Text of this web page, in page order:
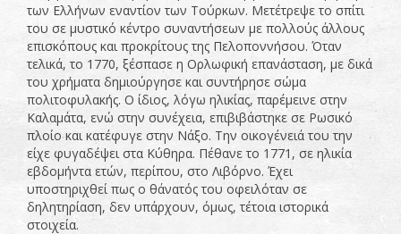
των Ελλήνων εναντίον των Τούρκων. Μετέτρεψε το σπίτι
του σε μυστικό κέντρο συναντήσεων με πολλούς άλλους
επισκόπους και προκρίτους της Πελοποννήσου. Όταν
τελικά, το 1770, ξέσπασε η Ορλωφική επανάσταση, με δικά
του χρήματα δημιούργησε και συντήρησε σώμα
πολιτοφυλακής. Ο ίδιος, λόγω ηλικίας, παρέμεινε στην
Καλαμάτα, ενώ στην συνέχεια, επιβιβάστηκε σε Ρωσικό
πλοίο και κατέφυγε στην Νάξο. Την οικογένειά του την
είχε φυγαδέψει στα Κύθηρα. Πέθανε το 1771, σε ηλικία
εβδομήντα ετών, περίπου, στο Λιβόρνο. Έχει
υποστηριχθεί πως ο θάνατός του οφειλόταν σε
δηλητηρίαση, δεν υπάρχουν, όμως, τέτοια ιστορικά
στοιχεία.